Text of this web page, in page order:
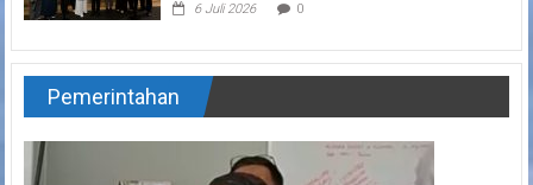
6 Juli 2026 0
Pemerintahan